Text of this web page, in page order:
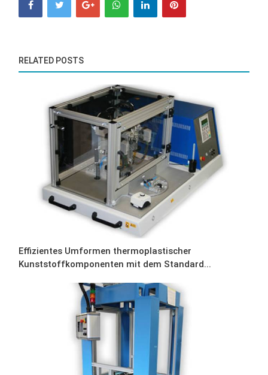
RELATED POSTS
Effizientes Umformen thermoplastischer
Kunststoffkomponenten mit dem Standard...